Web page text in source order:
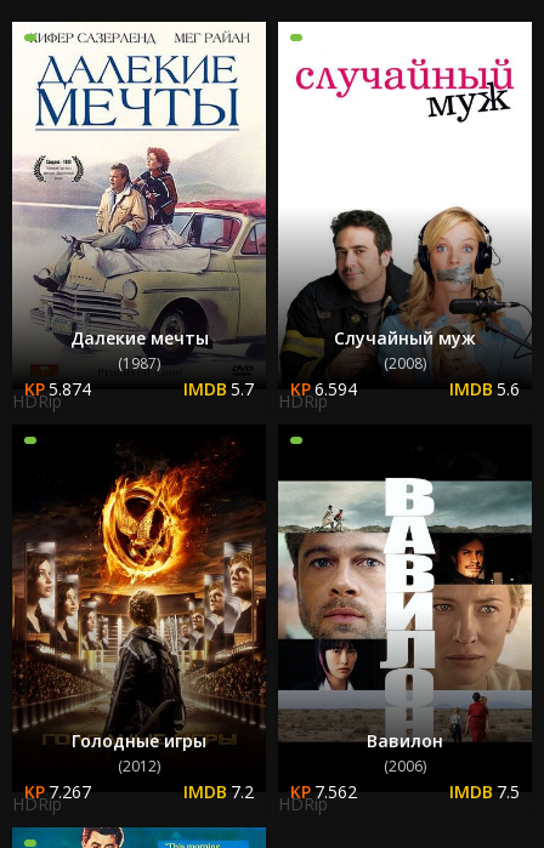
Далекие мечты
(1987)
5.874 5.7
HDRip
Случайный муж
(2008)
6.594 5.6
HDRip
Голодные игры
(2012)
7.267 7.2
HDRip
Вавилон
(2006)
7.562 7.5
HDRip